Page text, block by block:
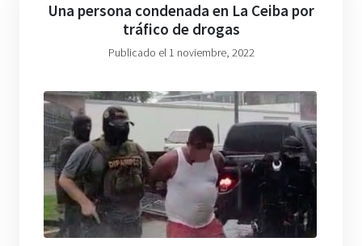
Una persona condenada en La Ceiba por
tráfico de drogas
Publicado el 1 noviembre, 2022